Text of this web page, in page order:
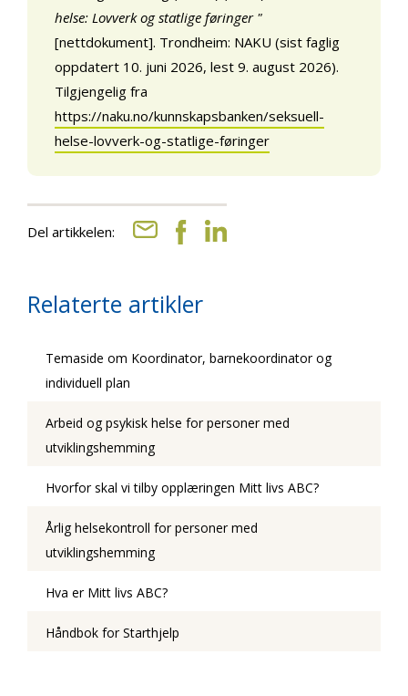
helse: Lovverk og statlige føringer "
[nettdokument]. Trondheim: NAKU (sist faglig
oppdatert 10. juni 2026, lest 9. august 2026).
Tilgjengelig fra
https://naku.no/kunnskapsbanken/seksuell-
helse-lovverk-og-statlige-føringer
Del artikkelen:
Relaterte artikler
Temaside om Koordinator, barnekoordinator og
individuell plan
Arbeid og psykisk helse for personer med
utviklingshemming
Hvorfor skal vi tilby opplæringen Mitt livs ABC?
Årlig helsekontroll for personer med
utviklingshemming
Hva er Mitt livs ABC?
Håndbok for Starthjelp